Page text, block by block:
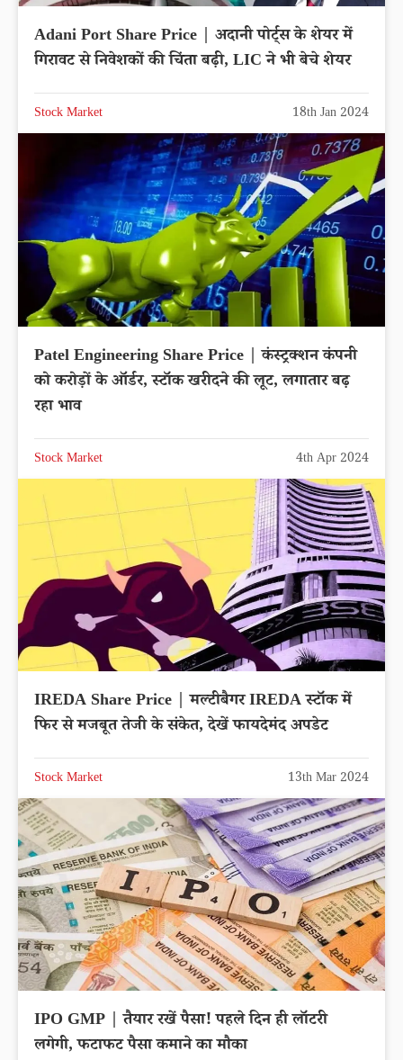
Adani Port Share Price | अदानी पोर्ट्स के शेयर में
गिरावट से निवेशकों की चिंता बढ़ी, LIC ने भी बेचे शेयर
Stock Market 18th Jan 2024
Patel Engineering Share Price | कंस्ट्रक्शन कंपनी
को करोड़ों के ऑर्डर, स्टॉक खरीदने की लूट, लगातार बढ़
रहा भाव
Stock Market 4th Apr 2024
IREDA Share Price | मल्टीबैगर IREDA स्टॉक में
फिर से मजबूत तेजी के संकेत, देखें फायदेमंद अपडेट
Stock Market 13th Mar 2024
IPO GMP | तैयार रखें पैसा! पहले दिन ही लॉटरी
लगेगी, फटाफट पैसा कमाने का मौका